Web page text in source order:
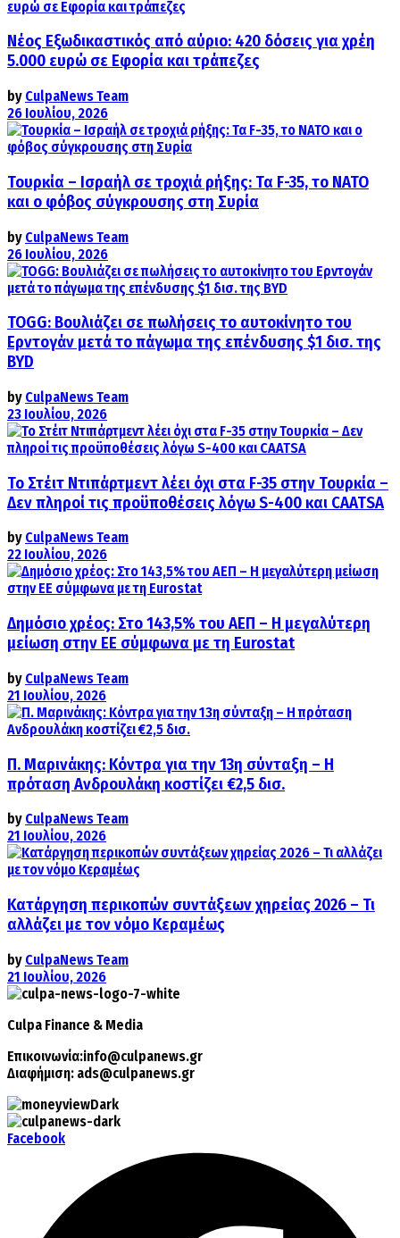
Νέος Εξωδικαστικός από αύριο: 420 δόσεις για χρέη
5.000 ευρώ σε Εφορία και τράπεζες
by CulpaNews Team
26 Ιουλίου, 2026
Τουρκία – Ισραήλ σε τροχιά ρήξης: Τα F-35, το ΝΑΤΟ
και ο φόβος σύγκρουσης στη Συρία
by CulpaNews Team
26 Ιουλίου, 2026
TOGG: Βουλιάζει σε πωλήσεις το αυτοκίνητο του
Ερντογάν μετά το πάγωμα της επένδυσης $1 δισ. της
BYD
by CulpaNews Team
23 Ιουλίου, 2026
Το Στέιτ Ντιπάρτμεντ λέει όχι στα F-35 στην Τουρκία –
Δεν πληροί τις προϋποθέσεις λόγω S-400 και CAATSA
by CulpaNews Team
22 Ιουλίου, 2026
Δημόσιο χρέος: Στο 143,5% του ΑΕΠ – Η μεγαλύτερη
μείωση στην ΕΕ σύμφωνα με τη Eurostat
by CulpaNews Team
21 Ιουλίου, 2026
Π. Μαρινάκης: Κόντρα για την 13η σύνταξη – Η
πρόταση Ανδρουλάκη κοστίζει €2,5 δισ.
by CulpaNews Team
21 Ιουλίου, 2026
Κατάργηση περικοπών συντάξεων χηρείας 2026 – Τι
αλλάζει με τον νόμο Κεραμέως
by CulpaNews Team
21 Ιουλίου, 2026
Culpa Finance & Media
Επικοινωνία:info@culpanews.gr
Διαφήμιση: ads@culpanews.gr
Facebook